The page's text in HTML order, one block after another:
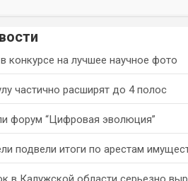
конкурсе на лучшее научное фото
частично расширят до 4 полос
форум “Цифровая эволюция”
подвели итоги по арестам